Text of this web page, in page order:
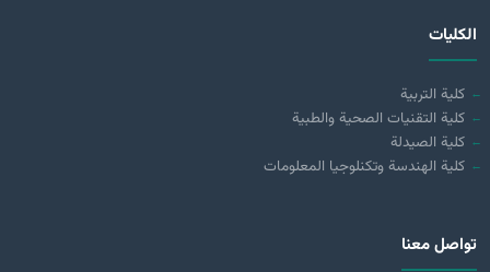
الكليات
كلية التربية
كلية التقنيات الصحية والطبية
كلية الصيدلة
كلية الهندسة وتكنلوجيا المعلومات
تواصل معنا